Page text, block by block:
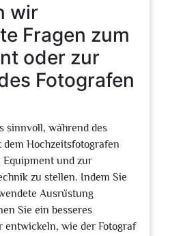
wir
Fragen zum
oder zur
Fotografen
sinnvoll, während des
dem Hochzeitsfotografen
Equipment und zur
zu stellen. Indem Sie
Ausrüstung
Sie ein besseres
entwickeln, wie der Fotograf